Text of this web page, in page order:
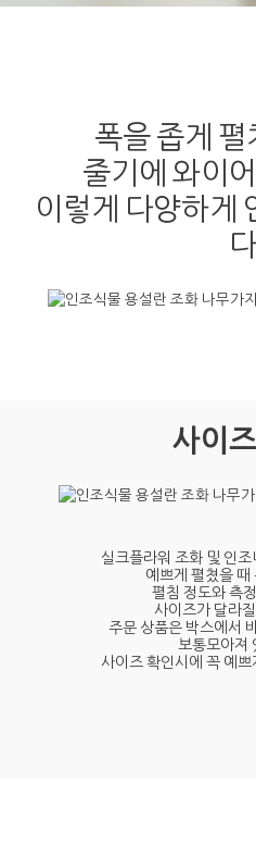
폭을 좁게
줄기에 와이
이렇게 다양하게
다
사이
실크플라워 조화 및 인
예쁘게 펼쳤을 때
펼침 정도와 측
사이즈가 달라
주문 상품은 박스에서
보통모아져
사이즈 확인시에 꼭 예